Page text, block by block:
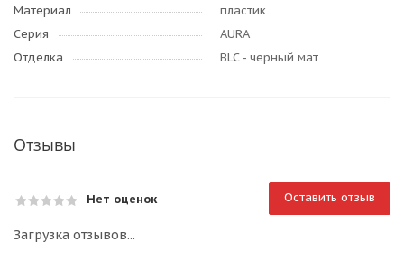
Материал
пластик
Серия
AURA
Отделка
BLC - черный мат
Отзывы
Нет оценок Оставить отзыв
Загрузка отзывов...